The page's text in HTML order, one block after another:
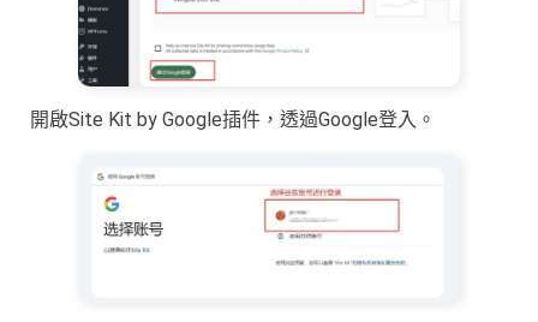
開啟Site Kit by Google插件，透過Google登入。